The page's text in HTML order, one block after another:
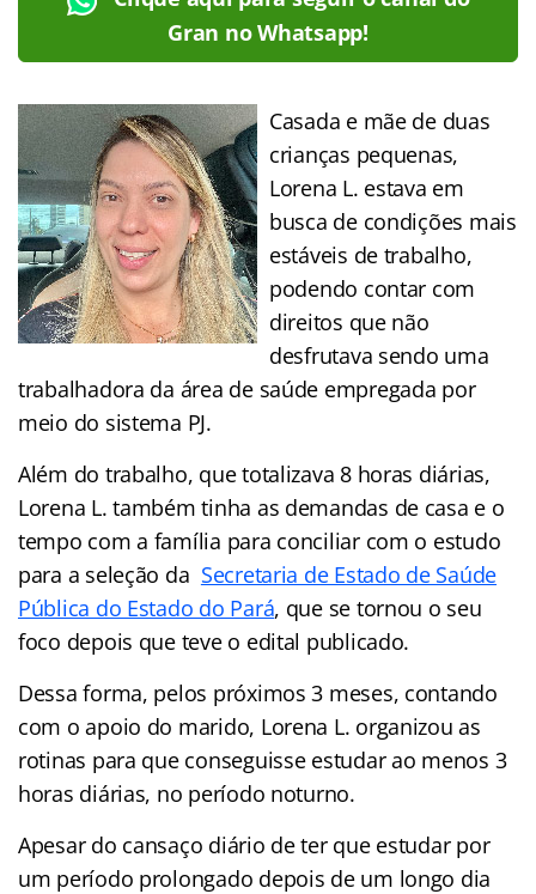
Gran no Whatsapp!
Casada e mãe de duas
crianças pequenas,
Lorena L. estava em
busca de condições mais
estáveis de trabalho,
podendo contar com
direitos que não
desfrutava sendo uma
trabalhadora da área de saúde empregada por
meio do sistema PJ.
Além do trabalho, que totalizava 8 horas diárias,
Lorena L. também tinha as demandas de casa e o
tempo com a família para conciliar com o estudo
para a seleção da Secretaria de Estado de Saúde
Pública do Estado do Pará, que se tornou o seu
foco depois que teve o edital publicado.
Dessa forma, pelos próximos 3 meses, contando
com o apoio do marido, Lorena L. organizou as
rotinas para que conseguisse estudar ao menos 3
horas diárias, no período noturno.
Apesar do cansaço diário de ter que estudar por
um período prolongado depois de um longo dia